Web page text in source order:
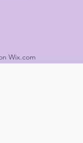
Wix.com